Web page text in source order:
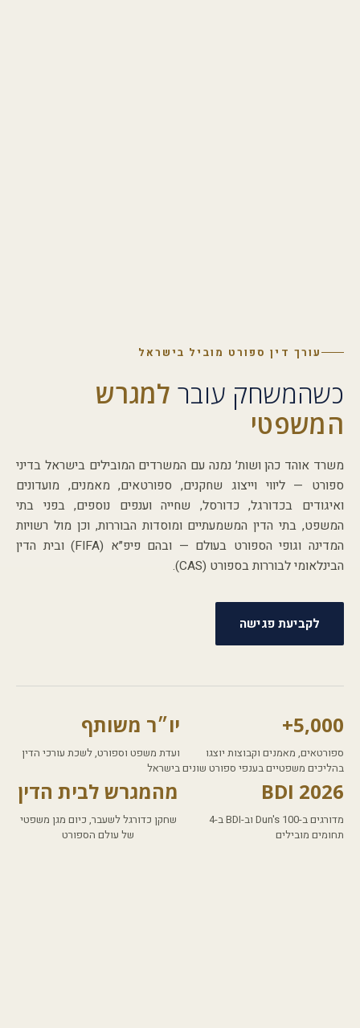
עורך דין ספורט מוביל בישראל
כשהמשחק עובר למגרש
המשפטי
משרד אוהד כהן ושות׳ נמנה עם המשרדים המובילים בישראל בדיני
ספורט — ליווי וייצוג שחקנים, ספורטאים, מאמנים, מועדונים
ואיגודים בכדורגל, כדורסל, שחייה וענפים נוספים, בפני בתי
המשפט, בתי הדין המשמעתיים ומוסדות הבוררות, וכן מול רשויות
המדינה וגופי הספורט בעולם — ובהם פיפ״א (FIFA) ובית הדין
הבינלאומי לבוררות בספורט (CAS).
לקביעת פגישה
5,000+
ספורטאים, מאמנים וקבוצות יוצגו
בהליכים משפטיים בענפי ספורט שונים
יו״ר משותף
ועדת משפט וספורט, לשכת עורכי הדין
בישראל
BDI 2026
מדורגים ב-Dun's 100 וב-BDI ב-4
תחומים מובילים
מהמגרש לבית הדין
שחקן כדורגל לשעבר, כיום מגן משפטי
של עולם הספורט